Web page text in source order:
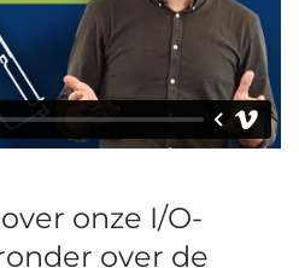
onze I/O-
over de